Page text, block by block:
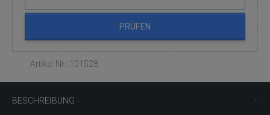
PRÜFEN
Artikel Nr.: 101528
BESCHREIBUNG